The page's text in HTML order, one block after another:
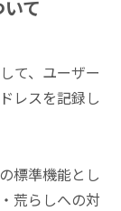
て
て、ユーザー
レスを記録し
標準機能とし
荒らしへの対